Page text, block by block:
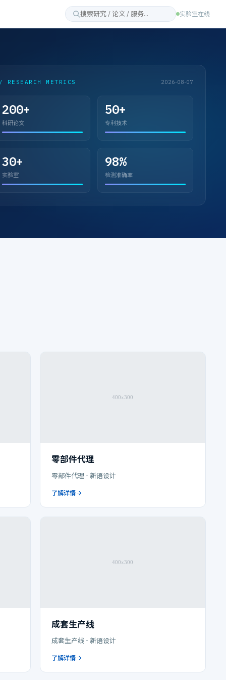
实验室在线
RESEARCH METRICS 2026-08-07
200+
科研论文
50+
专利技术
30+
实验室
98%
检测准确率
零部件代理
零部件代理 - 新语设计
了解详情
成套生产线
成套生产线 - 新语设计
了解详情